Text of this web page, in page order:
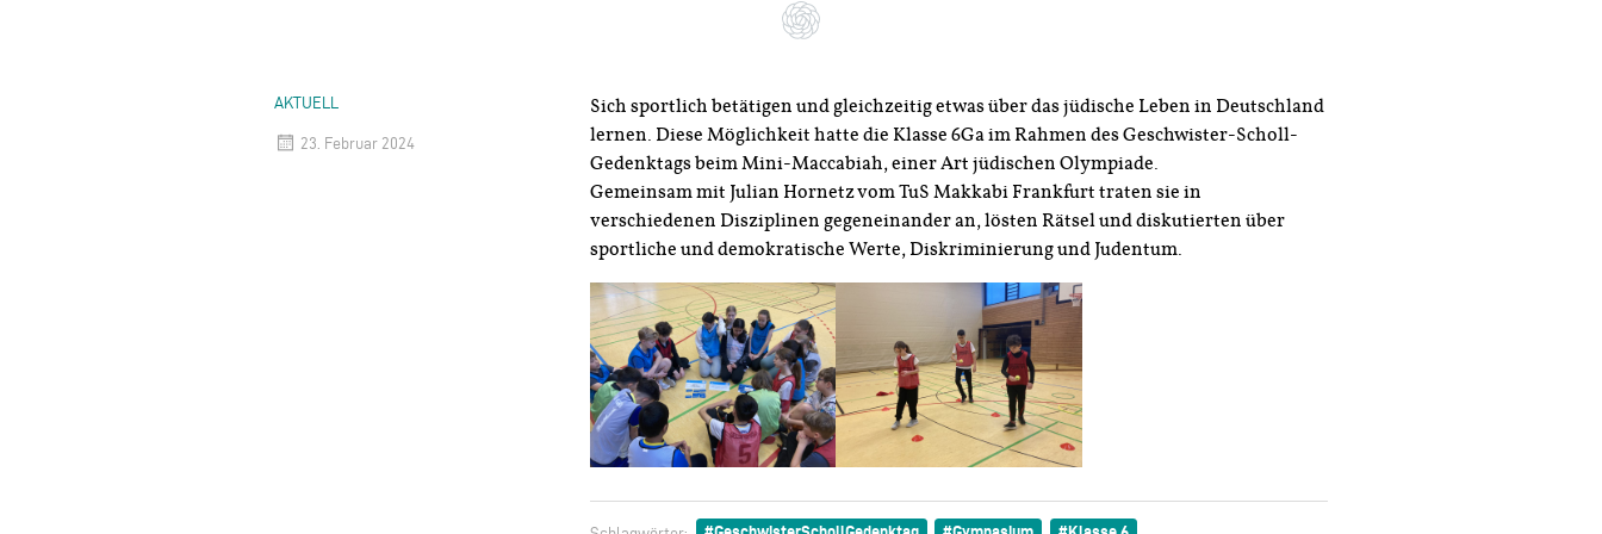
AKTUELL
23. Februar 2024
Sich sportlich betätigen und gleichzeitig etwas über das jüdische Leben in Deutschland
lernen. Diese Möglichkeit hatte die Klasse 6Ga im Rahmen des Geschwister-Scholl-
Gedenktags beim Mini-Maccabiah, einer Art jüdischen Olympiade.
Gemeinsam mit Julian Hornetz vom TuS Makkabi Frankfurt traten sie in
verschiedenen Disziplinen gegeneinander an, lösten Rätsel und diskutierten über
sportliche und demokratische Werte, Diskriminierung und Judentum.